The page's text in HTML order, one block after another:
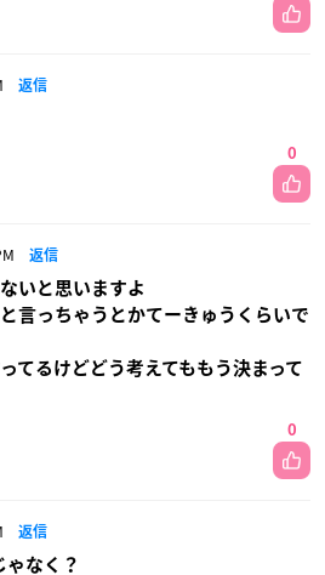
返信
0
返信
いと思いますよ
言っちゃうとかてーきゅうくらいで
てるけどどう考えてももう決まって
0
返信
ゃなく？